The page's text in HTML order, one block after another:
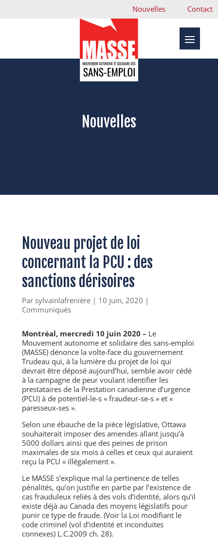
Nouvelles Contact
Nouvelles
Nouveau projet de loi
concernant la PCU : des
sanctions dérisoires
Par sylvainlafrenière| 10 juin, 2020 |
Communiqués
Montréal, mercredi 10 juin 2020 – Le
Mouvement autonome et solidaire des sans-emploi
(MASSE) dénonce la volte-face du gouvernement
Trudeau qui, à la lumière du projet de loi qui
devrait être déposé aujourd’hui, semble avoir cédé
à la campagne de peur voulant identifier les
prestataires de la Prestation canadienne d’urgence
(PCU) à de potentiel-le-s « fraudeur-se-s »et «
paresseux-ses ».
Selon une ébauche de la pièce législative, Ottawa
souhaiterait imposer des amendes allant jusqu’à
5000 dollars ainsi que des peines de prison
maximales de six mois à celles et ceux qui auraient
reçu la PCU « illégalement ».
Le MASSE s’explique mal la pertinence de telles
pénalités, qu’on justifie en partie par l’existence de
cas frauduleux reliés à des vols d’identité, alors qu’il
existe déjà au Canada des moyens législatifs pour
punir ce type de fraude. (Voir la Loi modifiant le
code criminel (vol d’identité et inconduites
connexes) L.C.2009 ch. 28).